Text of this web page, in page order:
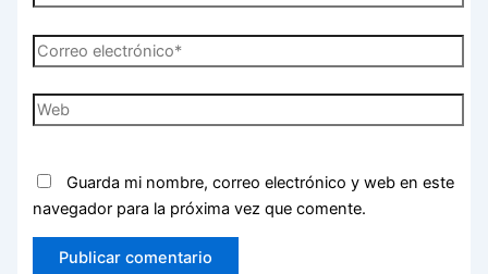
Correo
electrónico*
Web
Guarda mi nombre, correo electrónico y web en este
navegador para la próxima vez que comente.